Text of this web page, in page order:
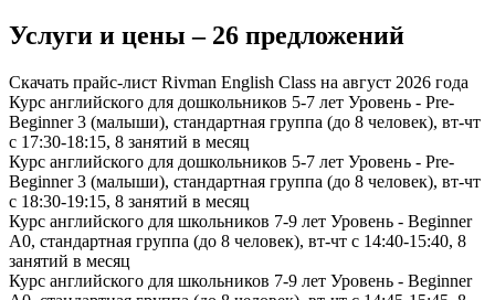
Услуги и цены – 26 предложений
Скачать прайс-лист Rivman English Class на август 2026 года
Курс английского для дошкольников 5-7 лет Уровень - Pre-
Beginner 3 (малыши), стандартная группа (до 8 человек), вт-чт
с 17:30-18:15, 8 занятий в месяц
Курс английского для дошкольников 5-7 лет Уровень - Pre-
Beginner 3 (малыши), стандартная группа (до 8 человек), вт-чт
с 18:30-19:15, 8 занятий в месяц
Курс английского для школьников 7-9 лет Уровень - Beginner
A0, стандартная группа (до 8 человек), вт-чт с 14:40-15:40, 8
занятий в месяц
Курс английского для школьников 7-9 лет Уровень - Beginner